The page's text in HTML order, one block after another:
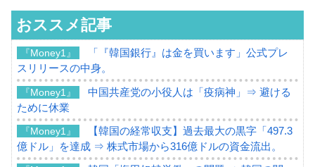
おススメ記事
『Money1』
「『韓国銀行』は金を買います」公式プレ
スリリースの中身。
『Money1』
中国共産党の小役人は「疫病神」⇒ 避ける
ために休業
『Money1』
【韓国の経常収支】過去最大の黒字「497.3
億ドル」を達成 ⇒ 株式市場から316億ドルの資金流出。